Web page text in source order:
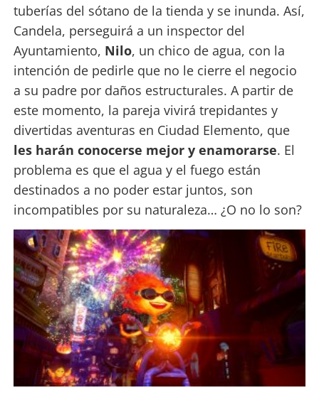
tuberías del sótano de la tienda y se inunda. Así,
Candela, perseguirá a un inspector del
Ayuntamiento, Nilo, un chico de agua, con la
intención de pedirle que no le cierre el negocio
a su padre por daños estructurales. A partir de
este momento, la pareja vivirá trepidantes y
divertidas aventuras en Ciudad Elemento, que
les harán conocerse mejor y enamorarse. El
problema es que el agua y el fuego están
destinados a no poder estar juntos, son
incompatibles por su naturaleza… ¿O no lo son?